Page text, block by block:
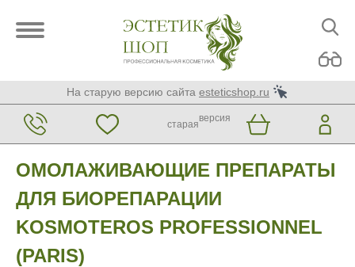
На старую версию сайта esteticshop.ru
старая
версия
ОМОЛАЖИВАЮЩИЕ ПРЕПАРАТЫ
ДЛЯ БИОРЕПАРАЦИИ
KOSMOTEROS PROFESSIONNEL
(PARIS)